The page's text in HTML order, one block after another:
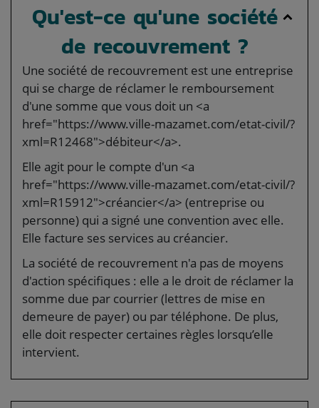
Qu'est-ce qu'une société
de recouvrement ?
Une société de recouvrement est une entreprise
qui se charge de réclamer le remboursement
d'une somme que vous doit un <a
href="https://www.ville-mazamet.com/etat-civil/?
xml=R12468">débiteur</a>.
Elle agit pour le compte d'un <a
href="https://www.ville-mazamet.com/etat-civil/?
xml=R15912">créancier</a> (entreprise ou
personne) qui a signé une convention avec elle.
Elle facture ses services au créancier.
La société de recouvrement n'a pas de moyens
d'action spécifiques : elle a le droit de réclamer la
somme due par courrier (lettres de mise en
demeure de payer) ou par téléphone. De plus,
elle doit respecter certaines règles lorsqu’elle
intervient.